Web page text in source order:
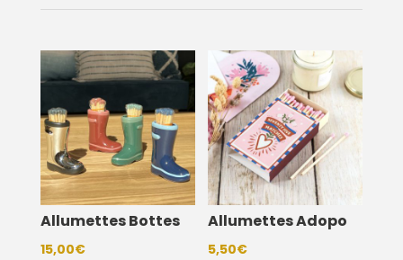
Allumettes Bottes
15,00€
Allumettes Adopo
5,50€